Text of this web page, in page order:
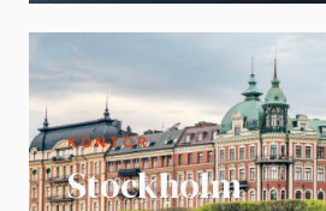
KONTOR
Stockholm